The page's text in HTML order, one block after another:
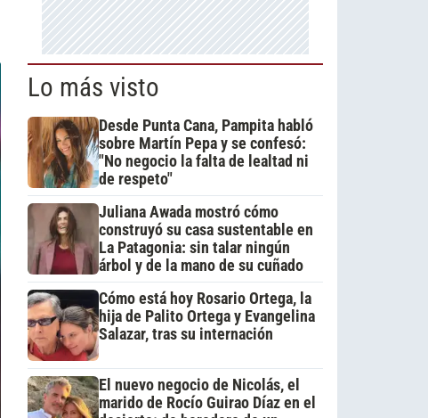
Lo más visto
Desde Punta Cana, Pampita habló
sobre Martín Pepa y se confesó:
"No negocio la falta de lealtad ni
de respeto"
Juliana Awada mostró cómo
construyó su casa sustentable en
La Patagonia: sin talar ningún
árbol y de la mano de su cuñado
Cómo está hoy Rosario Ortega, la
hija de Palito Ortega y Evangelina
Salazar, tras su internación
El nuevo negocio de Nicolás, el
marido de Rocío Guirao Díaz en el